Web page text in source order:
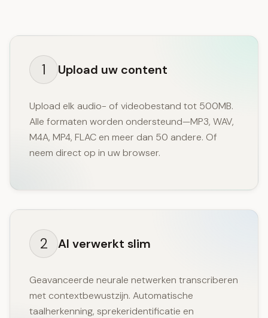
1 Upload uw content
Upload elk audio- of videobestand tot 500MB.
Alle formaten worden ondersteund—MP3, WAV,
M4A, MP4, FLAC en meer dan 50 andere. Of
neem direct op in uw browser.
2 AI verwerkt slim
Geavanceerde neurale netwerken transcriberen
met contextbewustzijn. Automatische
taalherkenning, sprekeridentificatie en